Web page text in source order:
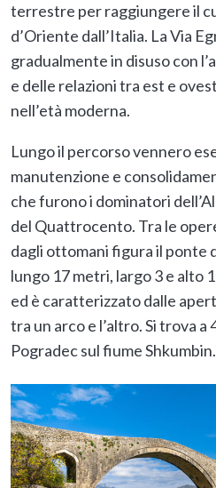
terrestre per raggiungere il
d’Oriente dall’Italia. La Via
gradualmente in disuso con
e delle relazioni tra est e
nell’età moderna.
Lungo il percorso vennero
manutenzione e
che furono i dominatori
del Quattrocento. Tra le
dagli ottomani figura il ponte
lungo 17 metri, largo 3 e alto
ed è caratterizzato dalle
tra un arco e l’altro. Si trova a
Pogradec sul fiume Shkumbin.